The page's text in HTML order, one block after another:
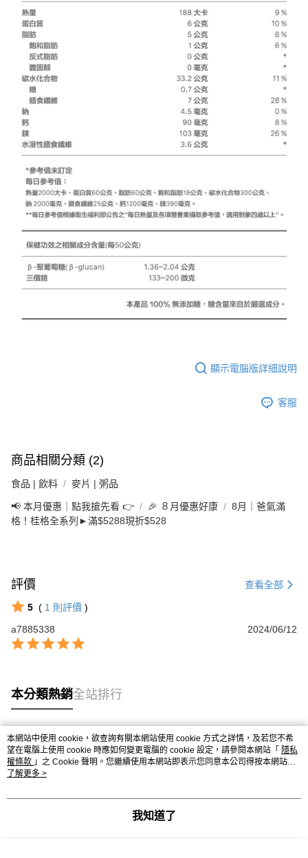
顯示電腦版詳細說明
客服
商品相關分類 (2)
食品 | 飲料 麥片 | 粥品
📢 本月優惠｜點我搶先看 👉 🎉 ８月優惠好康
8月｜爸氣滿
格！桂格全系列►滿$5288現折$528
評價 查看全部
5 ( 1 則評價 )
a7885338
2024/06/12
本分類熱銷全站排行
熱門標籤
本網站中使用 cookie，欲查詢有關本網站使用 cookie 方式之詳情，及若您不希
望在電腦上使用 cookie 時應如何變更電腦的 cookie 設定，請參閱本網站「 隱私
權條款 」之 Cookie 聲明。您繼續使用本網站即表示您同意本公司得按本網站使
用條款之 Cookie 聲明使用 cookie。
了解更多 >
我知道了